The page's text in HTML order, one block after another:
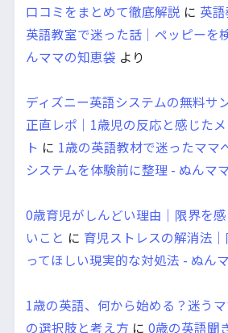
口コミをまとめて徹底解説 に 英
英語教室で迷った話｜ペッピーを
んママの知恵袋 より
ディズニー英語システムの無料サ
正直レポ｜1歳児の反応と感じた
ト に 1歳の英語教材で迷ったママ
システムを体験前に整理 - ぬんマ
0歳育児がしんどい理由｜限界を
いこと に 育児ストレスの解消法
ってほしい現実的な対処法 - ぬん
1歳の英語、何から始める？迷う
の選択肢と考え方 に 0歳の英語聞